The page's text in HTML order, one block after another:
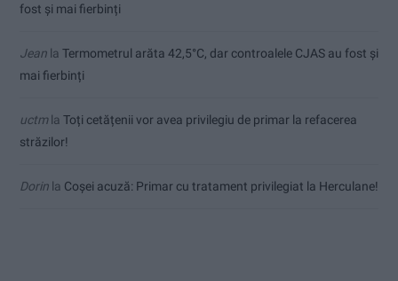
fost și mai fierbinți
Jean la Termometrul arăta 42,5°C, dar controalele CJAS au fost și
mai fierbinți
uctmla Toți cetățenii vor avea privilegiu de primar la refacerea
străzilor!
Dorin la Coșei acuză: Primar cu tratament privilegiat la Herculane!